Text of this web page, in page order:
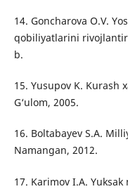
14. Goncharova O.V.
qobiliyatlarini
b.
15. Yusupov K. Kurash
G‘ulom, 2005.
16. Boltabayev S.A.
Namangan, 2012.
17. Karimov I.A.